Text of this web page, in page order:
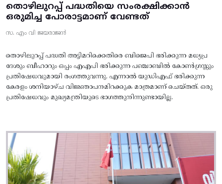
തൊഴിലുറപ്പ് പദ്ധതിയെ സംരക്ഷിക്കാൻ
ഒരുമിച്ച പോരാട്ടമാണ് വേണ്ടത്
സ. എം വി ജയരാജൻ
തൊഴിലുറപ്പ് പദ്ധതി അട്ടിമറിക്കെതിരെ ബിജെപി ഭരിക്കുന്ന മധ്യപ്ര
ദേശും ബീഹാറും ഒപ്പം എഎപി ഭരിക്കുന്ന പഞ്ചാബിൽ കോൺഗ്രസ്സും
പ്രതിഷേധവുമായി രംഗത്തുവന്നു. എന്നാൽ യുഡിഎഫ് ഭരിക്കുന്ന
കേരളം ശനിയാഴ്ച വിജ്ഞാപനമിറക്കുക മാത്രമാണ് ചെയ്തത്. ഒരു
പ്രതിഷേധവും മുഖ്യമന്ത്രിയുടെ ഭാഗത്തുനിന്നുണ്ടായില്ല.